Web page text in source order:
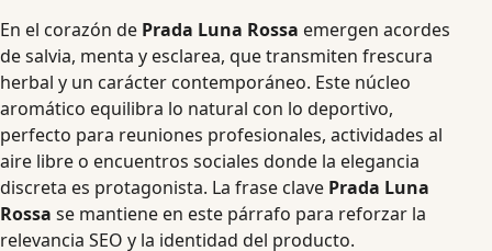
En el corazón de Prada Luna Rossa emergen acordes
de salvia, menta y esclarea, que transmiten frescura
herbal y un carácter contemporáneo. Este núcleo
aromático equilibra lo natural con lo deportivo,
perfecto para reuniones profesionales, actividades al
aire libre o encuentros sociales donde la elegancia
discreta es protagonista. La frase clave Prada Luna
Rossa se mantiene en este párrafo para reforzar la
relevancia SEO y la identidad del producto.